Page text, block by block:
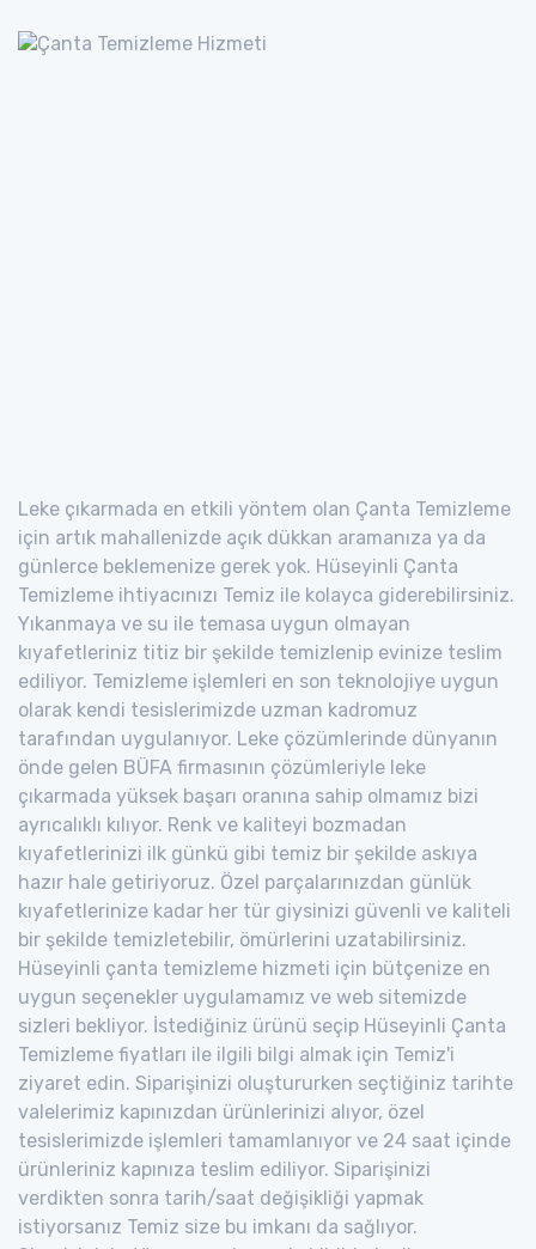
Leke çıkarmada en etkili yöntem olan Çanta Temizleme
için artık mahallenizde açık dükkan aramanıza ya da
günlerce beklemenize gerek yok. Hüseyinli Çanta
Temizleme ihtiyacınızı Temiz ile kolayca giderebilirsiniz.
Yıkanmaya ve su ile temasa uygun olmayan
kıyafetleriniz titiz bir şekilde temizlenip evinize teslim
ediliyor. Temizleme işlemleri en son teknolojiye uygun
olarak kendi tesislerimizde uzman kadromuz
tarafından uygulanıyor. Leke çözümlerinde dünyanın
önde gelen BÜFA firmasının çözümleriyle leke
çıkarmada yüksek başarı oranına sahip olmamız bizi
ayrıcalıklı kılıyor. Renk ve kaliteyi bozmadan
kıyafetlerinizi ilk günkü gibi temiz bir şekilde askıya
hazır hale getiriyoruz. Özel parçalarınızdan günlük
kıyafetlerinize kadar her tür giysinizi güvenli ve kaliteli
bir şekilde temizletebilir, ömürlerini uzatabilirsiniz.
Hüseyinli çanta temizleme hizmeti için bütçenize en
uygun seçenekler uygulamamız ve web sitemizde
sizleri bekliyor. İstediğiniz ürünü seçip Hüseyinli Çanta
Temizleme fiyatları ile ilgili bilgi almak için Temiz'i
ziyaret edin. Siparişinizi oluştururken seçtiğiniz tarihte
valelerimiz kapınızdan ürünlerinizi alıyor, özel
tesislerimizde işlemleri tamamlanıyor ve 24 saat içinde
ürünleriniz kapınıza teslim ediliyor. Siparişinizi
verdikten sonra tarih/saat değişikliği yapmak
istiyorsanız Temiz size bu imkanı da sağlıyor.